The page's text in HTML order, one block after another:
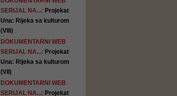
SERIJAL NA...: Projekat
Una: Rijeka sa kulturom
(VIII)
DOKUMENTARNI WEB
SERIJAL NA...: Projekat
Una: Rijeka sa kulturom
(VII)
DOKUMENTARNI WEB
SERIJAL NA...: Projekat